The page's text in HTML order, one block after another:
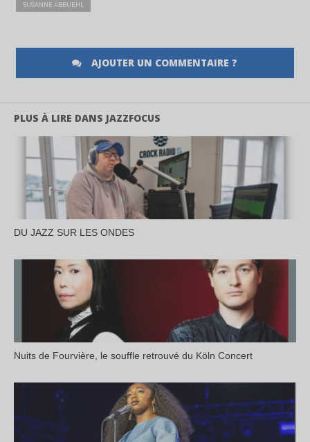
SUSANNE ABBUEHL
AJOUTER UN COMMENTAIRE ?
PLUS À LIRE DANS JAZZFOCUS
DU JAZZ SUR LES ONDES
Nuits de Fourvière, le souffle retrouvé du Köln Concert